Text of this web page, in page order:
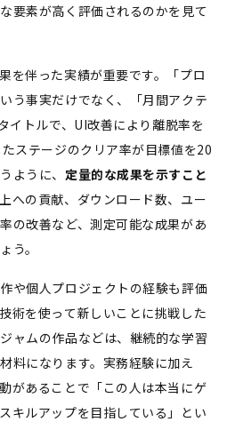
要素が高く評価されるのかを見て
を伴った実績が重要です。「プロ
う事実だけでなく、「月間アクテ
イトルで、UI改善により離脱率を
ステージのクリア率が目標値を20
ように、 定量的な成果を示すこと
への貢献、ダウンロード数、ユー
の改善など、測定可能な成果があ
う。
や個人プロジェクトの経験も評価
術を使って新しいことに挑戦した
ャムの作品などは、継続的な学習
料になります。実務経験に加え
があることで「この人は本当にゲ
キルアップを目指している」とい